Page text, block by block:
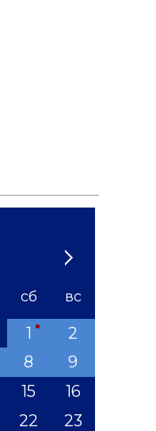
10 12
'29 '31
сб вс
1
2
8
9
15
16
22
23